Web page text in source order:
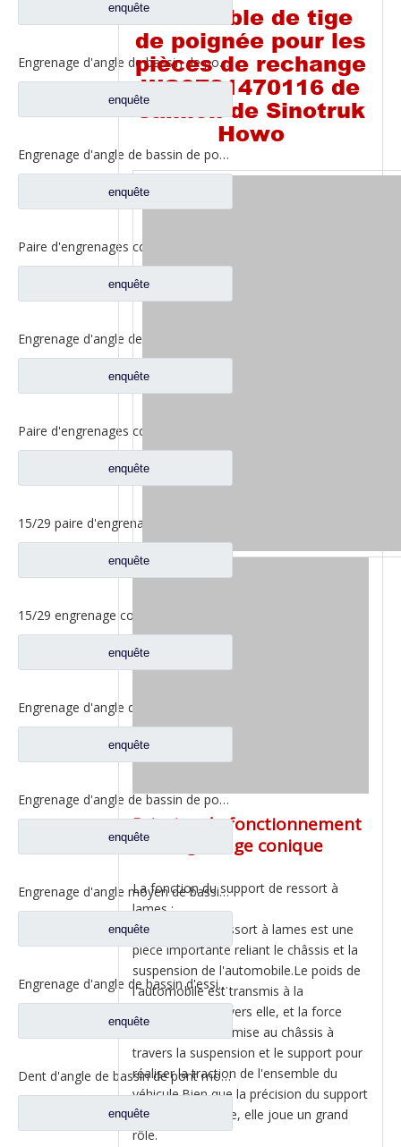
enquête
Engrenage d'angle de bassin de pont moyen pour pièces de rechange Shamcan DelongTruck 81.35199.6535
enquête
Engrenage d'angle de bassin de pont arrière pour pièces de rechange Shamcan DelongTruck 81.35199.6554
enquête
enquête
enquête
enquête
enquête
enquête
enquête
Engrenage d'angle de bassin de pont moyen pour pièces de rechange DZ9112320689 de Shamcan AulongTruck
enquête
Engrenage d'angle moyen de bassin de pont pour les pièces de rechange WG7121320252 de camion de Sinotruk Steyr
enquête
Engrenage d'angle de bassin d'essieu arrière pour pièces de rechange de camion Sinotruk Steyr 199012320177
enquête
Dent d'angle de bassin de pont moyen pour pièces de rechange AZ9981320154 de camion de Sinotruk Howo AC16
enquête
Ensemble de tige
de poignée pour les
pièces de rechange
WG9731470116 de
camion de Sinotruk
Howo
Principe de fonctionnement
de l'engrenage conique
La fonction du support de ressort à
lames :
Le support de ressort à lames est une
pièce importante reliant le châssis et la
suspension de l'automobile.Le poids de
l'automobile est transmis à la
suspension à travers elle, et la force
motrice est transmise au châssis à
travers la suspension et le support pour
réaliser la traction de l'ensemble du
véhicule.Bien que la précision du support
ne soit pas élevée, elle joue un grand
rôle.